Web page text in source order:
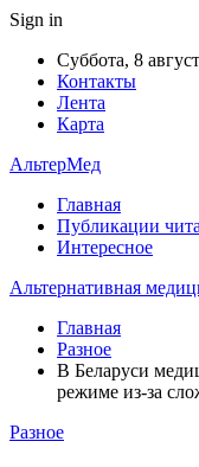
Sign in
Суббота, 8
Контакты
Лента
Карта
АльтерМед
Главная
Публикации
Интересное
Альтернативная
Главная
Разное
В Беларуси
режиме из-за
Разное